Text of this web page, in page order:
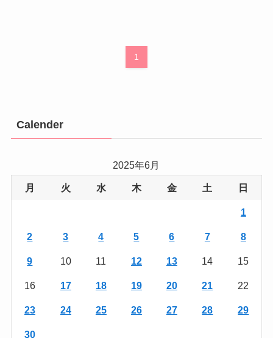
1
Calender
2025年6月
月 火 水 木 金 土 日
1
2 3 4 5 6 7 8
9 10 11 12 13 14 15
16 17 18 19 20 21 22
23 24 25 26 27 28 29
30